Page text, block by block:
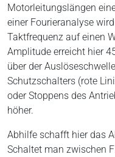
Motorleitungslängen
einer Fourieranalyse
Taktfrequenz auf einen
Amplitude erreicht hier
über der
Schutzschalters (rote
oder Stoppens des
höher.
Abhilfe schafft hier das
Schaltet man zwischen